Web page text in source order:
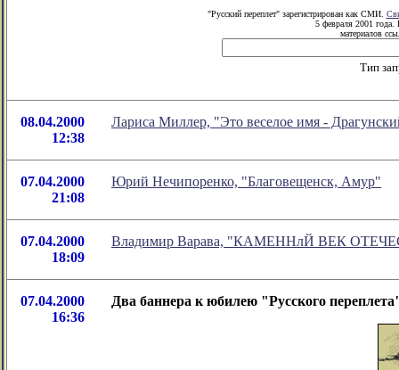
"Русский переплет" зарегистрирован как СМИ.
5 февраля 2001 года.
материалов
Тип
08.04.2000
12:38
Лариса Миллер, "Это веселое имя -
07.04.2000
21:08
Юрий Нечипоренко, "Благовещенск, Амур"
07.04.2000
18:09
Владимир Варава, "КАМЕННлЙ ВЕК
07.04.2000
16:36
Два баннера к юбилею "Русского